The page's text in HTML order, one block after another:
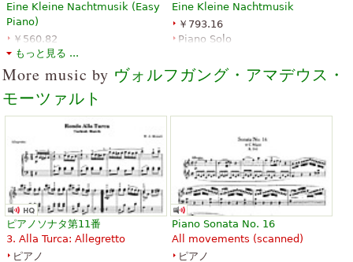
Eine Kleine Nachtmusik (Easy
Piano)
￥560.82
Piano Solo, Easy Piano
Santorella Publications
Eine Kleine Nachtmusik
￥793.16
Piano Solo
Eine kleine Nachtmusik K. 525
￥1,594.34
Piano, Violin
Schott Music
Eine Kleine Nachtmusik
￥1,602.35
Piano Solo
Alfred Music Publishing
もっと見る ...
More music by ヴォルフガング・アマデウス・
モーツァルト
ピアノソナタ第11番
3. Alla Turca: Allegretto
ピアノ
Piano Sonata No. 16
All movements (scanned)
ピアノ